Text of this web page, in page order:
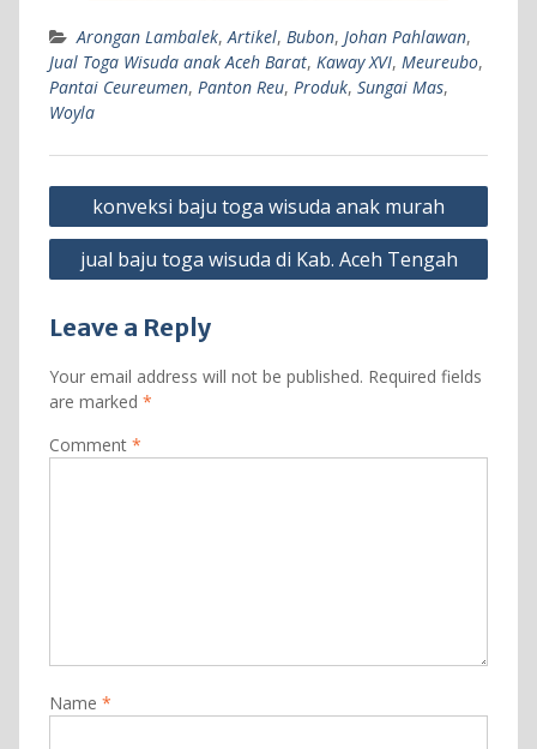
Arongan Lambalek,Artikel, Bubon, Johan Pahlawan,
Jual Toga Wisuda anak Aceh Barat, Kaway XVI, Meureubo,
Pantai Ceureumen, Panton Reu, Produk, Sungai Mas,
Woyla
Post
navigation
konveksi baju toga wisuda anak murah
jual baju toga wisuda di Kab. Aceh Tengah
Leave a Reply
Your email address will not be published. Required fields
are marked *
Comment *
Name *